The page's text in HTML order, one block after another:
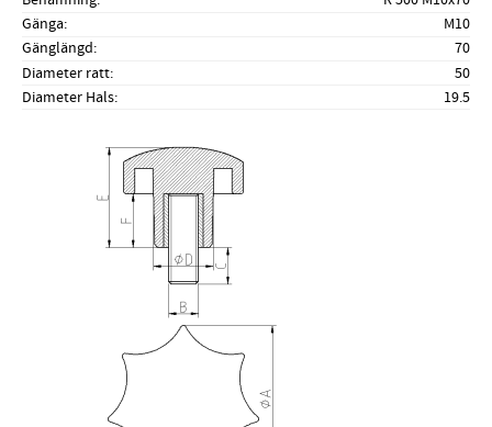
Gänga
M10
Gänglängd
70
Diameter ratt
50
Diameter Hals
19.5